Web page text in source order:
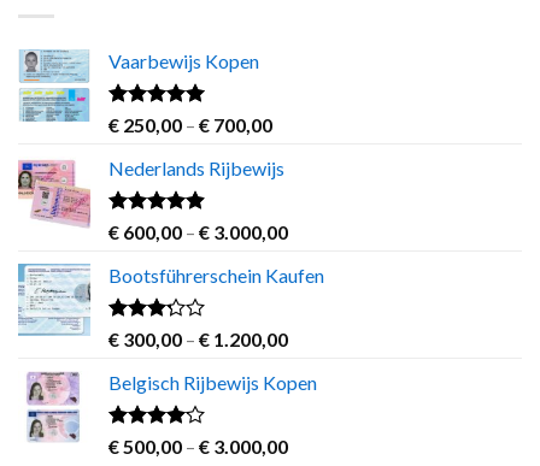
Vaarbewijs Kopen
Rated4.63
out of 5
€ 250,00 – € 700,00Price
€ 250,00
€ 700,00
Nederlands Rijbewijs
Rated4.60
out of 5
€ 600,00 – € 3.000,00Price
€ 600,00
€ 3.000,00
Bootsführerschein Kaufen
Rated
out of
5
€ 300,00 – € 1.200,00Price
€ 300,00
€ 1.200,00
Belgisch Rijbewijs Kopen
Rated
€500,00 – € 3.000,00Price